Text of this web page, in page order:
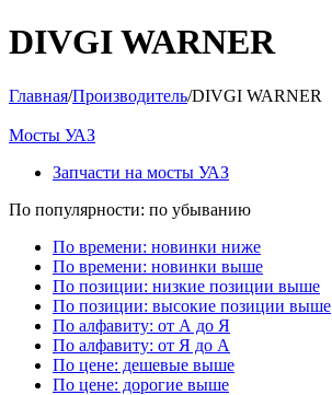
DIVGI WARNER
Главная/Производитель/DIVGI WARNER
Мосты УАЗ
Запчасти на мосты УАЗ
По популярности: по убыванию
По времени: новинки ниже
По времени: новинки выше
По позиции: низкие позиции выше
По позиции: высокие позиции выше
По алфавиту: от А до Я
По алфавиту: от Я до А
По цене: дешевые выше
По цене: дорогие выше